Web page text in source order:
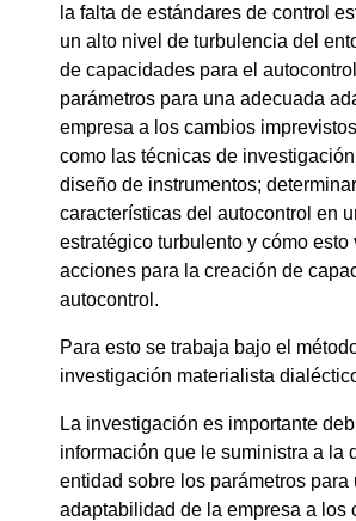
la falta de estándares de control
un alto nivel de turbulencia del
de capacidades para el
parámetros para una adecuada
empresa a los cambios
como las técnicas de
diseño de instrumentos;
características del autocontrol en
estratégico turbulento y cómo
acciones para la creación de
autocontrol.
Para esto se trabaja bajo el
investigación materialista
La investigación es importante
información que le suministra a la
entidad sobre los parámetros para
adaptabilidad de la empresa a los